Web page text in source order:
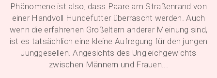
Phänomene ist also, dass Paare am Straßenrand von
einer Handvoll Hundefutter überrascht werden. Auch
wenn die erfahrenen Großeltern anderer Meinung sind,
ist es tatsächlich eine kleine Aufregung für den jungen
Junggesellen. Angesichts des Ungleichgewichts
zwischen Männern und Frauen...